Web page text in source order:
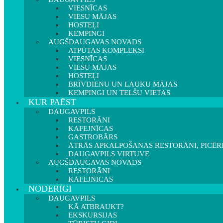
VIESNĪCAS
VIESU MĀJAS
HOSTEĻI
KEMPINGI
AUGŠDAUGAVAS NOVADS
ATPŪTAS KOMPLEKSI
VIESNĪCAS
VIESU MĀJAS
HOSTEĻI
BRĪVDIENU UN LAUKU MĀJAS
KEMPINGI UN TELŠU VIETAS
KUR PAĒST
DAUGAVPILS
RESTORĀNI
KAFEJNĪCAS
GASTROBĀRS
ĀTRĀS APKALPOŠANAS RESTORĀNI,
DAUGAVPILS VIRTUVE
AUGŠDAUGAVAS NOVADS
RESTORĀNI
KAFEJNĪCAS
NODERĪGI
DAUGAVPILS
KĀ ATBRAUKT?
EKSKURSIJAS